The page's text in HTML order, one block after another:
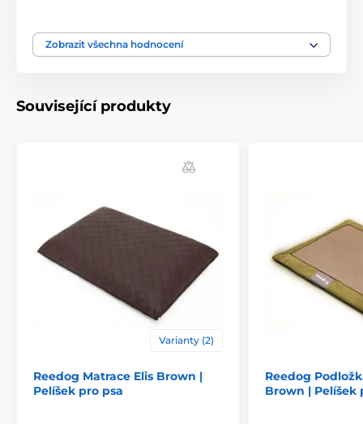
Zobrazit všechna hodnocení
Související produkty
Varianty (2)
Reedog Matrace Elis Brown |
Pelíšek pro psa
Reedog
Brown | Pelíšek